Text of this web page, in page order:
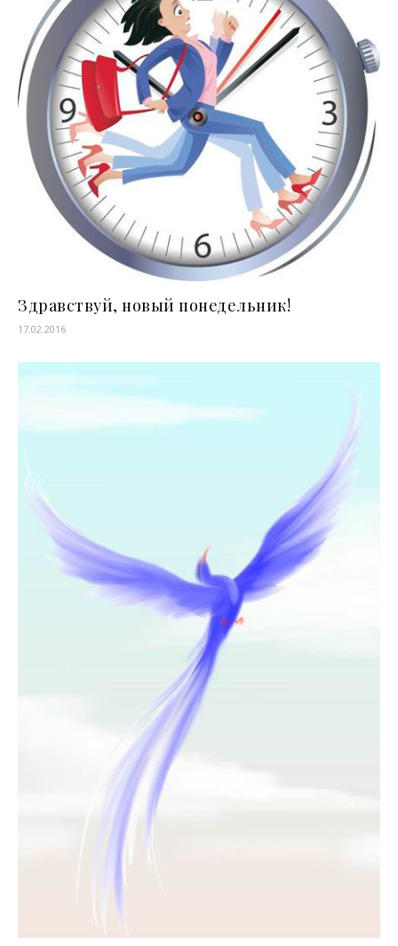
Здравствуй, новый понедельник!
17.02.2016